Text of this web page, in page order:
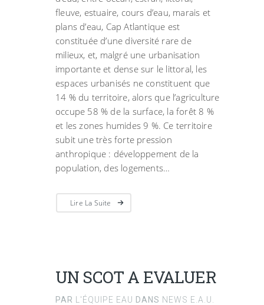
fleuve, estuaire, cours d’eau, marais et
plans d’eau, Cap Atlantique est
constituée d’une diversité rare de
milieux, et, malgré une urbanisation
importante et dense sur le littoral, les
espaces urbanisés ne constituent que
14 % du territoire, alors que l’agriculture
occupe 58 % de la surface, la forêt 8 %
et les zones humides 9 %. Ce territoire
subit une très forte pression
anthropique : développement de la
population, des logements…
Lire La Suite
UN SCOT A EVALUER
PAR L'ÉQUIPE EAU DANS NEWS E.A.U.